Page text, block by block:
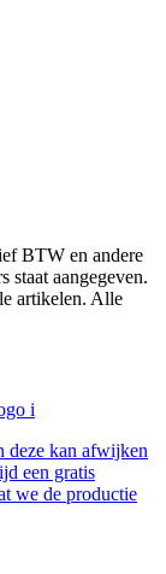
BTW en andere
staat aangegeven.
artikelen. Alle
i
deze kan afwijken
een gratis
we de productie